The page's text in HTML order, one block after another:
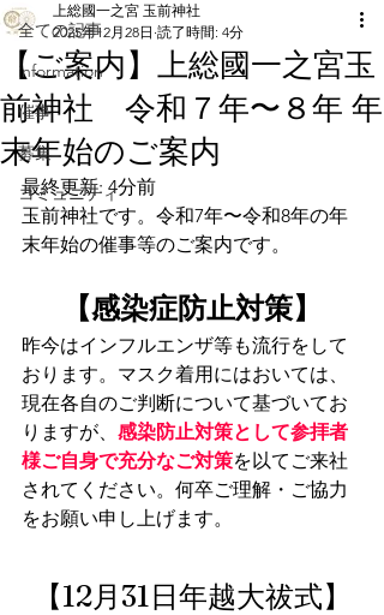
全ての記事
information
催事
募集
コミュニティ
【ご案内】上総國一之宮玉
前神社 令和７年〜８年 年
末年始のご案内
上総國一之宮 玉前神社
2025年12月28日 読了時間: 4分
最終更新: 4分前
玉前神社です。令和7年〜令和8年の年
末年始の催事等のご案内です。
【感染症防止対策】
昨今はインフルエンザ等も流行をして
おります。マスク着用にはおいては、
現在各自のご判断について基づいてお
りますが、 感染防止対策として参拝者
様ご自身で充分なご対策を以てご来社
されてください。何卒ご理解・ご協力
をお願い申し上げます。
【12月31日年越大祓式】